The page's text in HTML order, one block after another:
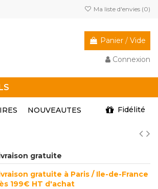
Ma liste d'envies (0)
Panier / Vide
Connexion
Fidélité
NOUVEAUTES
gratuite
gratuite à Paris / Ile-de-France
199€ HT d'achat